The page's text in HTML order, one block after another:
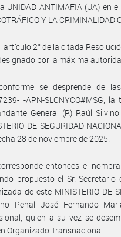
UNIDAD ANTIMAFIA (UA) en
Y LA
artículo 2° de la citada
por la máxima
se desprende de
-APN-SLCNYCO#MSG,
General (R) Raúl
DE SEGURIDAD
28 de noviembre de 2025.
entonces el
propuesto el Sr.
de este MINISTERIO DE
Penal José Fernando
quien a su vez se
Organizado Transnacional